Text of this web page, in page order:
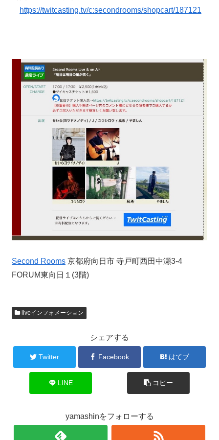
https://twitcasting.tv/c:secondrooms/shopcart/187121
Second Rooms 京都府向日市 寺戸町西田中瀬3-4
FORUM東向日１(3階)
liveインフォメーション
シェアする
Twitter Facebook はてブ
LINE コピー
yamashinをフォローする